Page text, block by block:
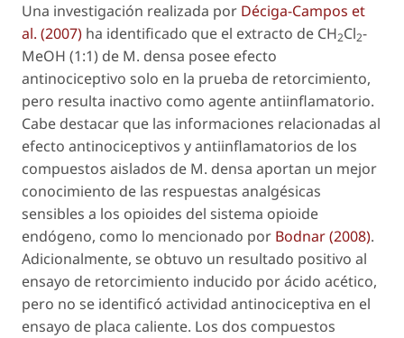
Una investigación realizada por Déciga-Campos et
al. (2007) ha identificado que el extracto de CH2Cl2-
MeOH (1:1) de M. densa posee efecto
antinociceptivo solo en la prueba de retorcimiento,
pero resulta inactivo como agente antiinflamatorio.
Cabe destacar que las informaciones relacionadas al
efecto antinociceptivos y antiinflamatorios de los
compuestos aislados de M. densa aportan un mejor
conocimiento de las respuestas analgésicas
sensibles a los opioides del sistema opioide
endógeno, como lo mencionado por Bodnar (2008).
Adicionalmente, se obtuvo un resultado positivo al
ensayo de retorcimiento inducido por ácido acético,
pero no se identificó actividad antinociceptiva en el
ensayo de placa caliente. Los dos compuestos